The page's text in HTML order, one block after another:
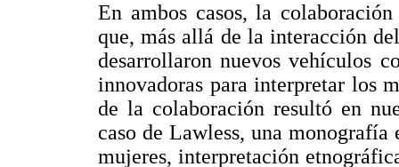
En ambos casos, la
que, más allá de la interacción
desarrollaron nuevos vehículos
innovadoras para interpretar los
de la colaboración resultó en
caso de Lawless, una
mujeres, interpretación